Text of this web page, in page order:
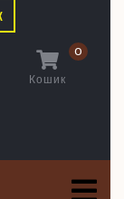
Кошик
0